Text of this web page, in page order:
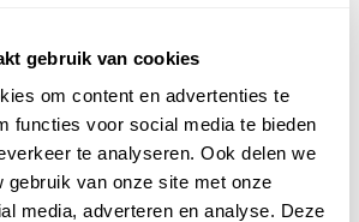
gebruik van cookies
om content en advertenties te
functies voor social media te bieden
te analyseren. Ook delen we
gebruik van onze site met onze
media, adverteren en analyse. Deze
met Mobil Smeermiddelen
ik nodig